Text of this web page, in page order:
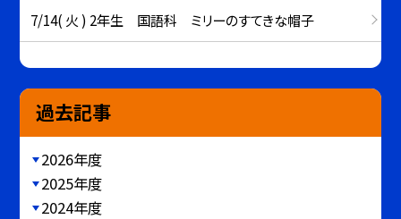
7/14( 火 ) 2年生 国語科 ミリーのすてきな帽子
過去記事
2026年度
2025年度
2024年度